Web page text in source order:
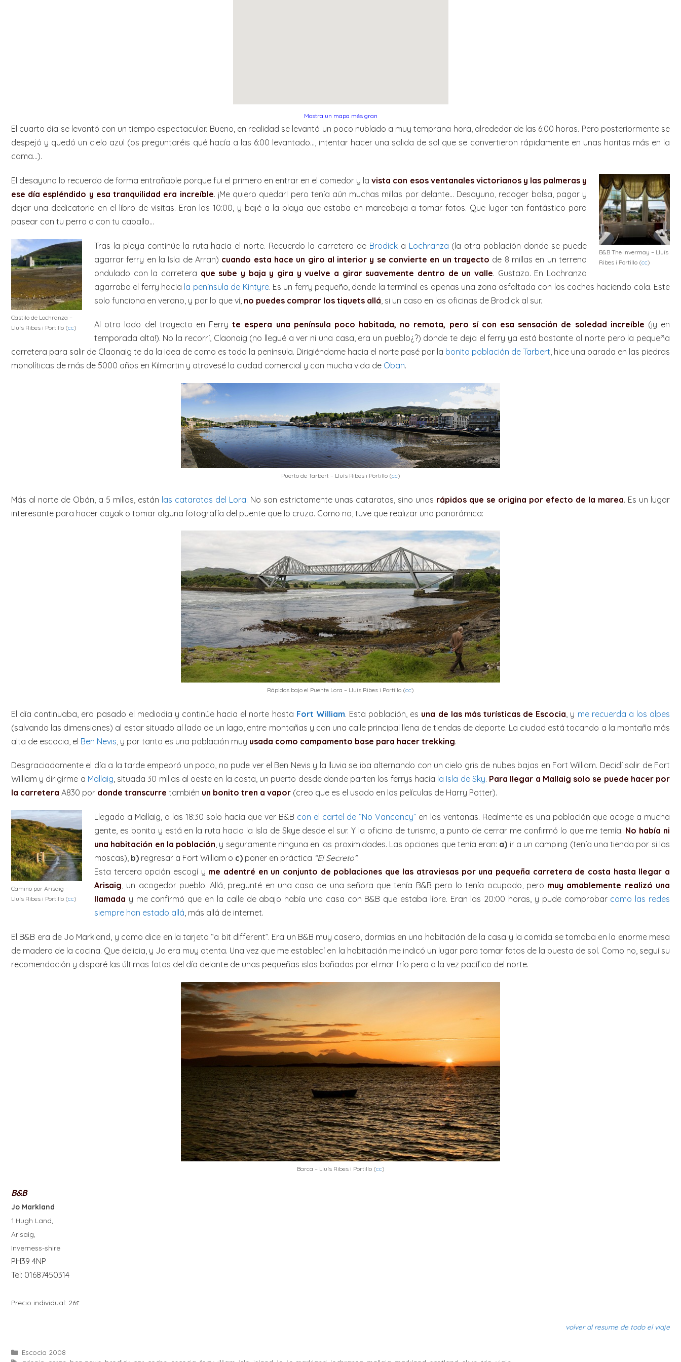
Mostra un mapa més gran
El cuarto día se levantó con un tiempo espectacular. Bueno, en realidad se levantó un poco nublado a muy temprana hora, alrededor de las 6:00 horas. Pero posteriormente se
despejó y quedó un cielo azul (os preguntaréis qué hacía a las 6:00 levantado…, intentar hacer una salida de sol que se convertieron rápidamente en unas horitas más en la
cama…).
B&B The Invermay – Lluís
Ribes i Portillo (cc)
El desayuno lo recuerdo de forma entrañable porque fui el primero en entrar en el comedor y lavista con esos ventanales victorianos y las palmeras y
ese día espléndido y esa tranquilidad era increíble. ¡Me quiero quedar! pero tenía aún muchas millas por delante… Desayuno, recoger bolsa, pagar y
dejar una dedicatoria en el libro de visitas. Eran las 10:00, y bajé a la playa que estaba en mareabaja a tomar fotos. Que lugar tan fantástico para
pasear con tu perro o con tu caballo…
Castilo de Lochranza –
Lluís Ribes i Portillo (cc)
Tras la playa continúe la ruta hacia el norte. Recuerdo la carretera de Brodicka Lochranza (la otra población donde se puede
agarrar ferry en la Isla de Arran) cuando esta hace un giro al interior y se convierte en un trayecto de 8 millas en un terreno
ondulado con la carretera que sube y baja y gira y vuelve a girar suavemente dentro de un valle. Gustazo. En Lochranza
agarraba el ferry hacia la península de Kintyre. Es un ferry pequeño, donde la terminal es apenas una zona asfaltada con los coches haciendo cola. Este
solo funciona en verano, y por lo que ví, no puedes comprar los tiquets allá , si un caso en las oficinas de Brodick al sur.
Al otro lado del trayecto en Ferryte espera una península poco habitada, no remota, pero sí con esa sensación de soledad increíble (¡y en
temporada alta!). No la recorrí, Claonaig (no llegué a ver ni una casa, era un pueblo¿?) donde te deja el ferry ya está bastante al norte pero la pequeña
carretera para salir de Claonaig te da la idea de como es toda la península. Dirigiéndome hacia el norte pasé por la bonita población de Tarbert, hice una parada en las piedras
monolíticas de más de 5000 años en Kilmartin y atravesé la ciudad comercial y con mucha vida de Oban.
Puerto de Tarbert – Lluís Ribes i Portillo (cc)
Más al norte de Obán, a 5 millas, están las cataratas del Lora. No son estrictamente unas cataratas, sino unos rápidos que se origina por efecto de la marea. Es un lugar
interesante para hacer cayak o tomar alguna fotografía del puente que lo cruza. Como no, tuve que realizar una panorámica:
Rápidos bajo el Puente Lora – Lluís Ribes i Portillo (cc)
El día continuaba, era pasado el mediodía y continúe hacia el norte hasta Fort William. Esta población, es una de las más turísticas de Escocia , y me recuerda a los alpes
(salvando las dimensiones) al estar situado al lado de un lago, entre montañas y con una calle principal llena de tiendas de deporte. La ciudad está tocando a la montaña más
alta de escocia, el Ben Nevis , y por tanto es una población muy usada como campamento base para hacer trekking.
Desgraciadamente el día a la tarde empeoró un poco, no pude ver el Ben Nevis y la lluvia se iba alternando con un cielo gris de nubes bajas en Fort William. Decidí salir de Fort
William y dirigirme a Mallaig, situada 30 millas al oeste en la costa, un puerto desde donde parten los ferrys hacia la Isla de Sky. Para llegar a Mallaig solo se puede hacer por
la carretera A830 por donde transcurre también un bonito tren a vapor (creo que es el usado en las películas de Harry Potter).
Camino por Arisaig –
Lluís Ribes i Portillo (cc)
Llegado a Mallaig, a las 18:30 solo hacía que ver B&B con el cartel de “No Vancancy” en las ventanas. Realmente es una población que acoge a mucha
gente, es bonita y está en la ruta hacia la Isla de Skye desde el sur. Y la oficina de turismo, a punto de cerrar me confirmó lo que me temía. No había ni
una habitación en la población, y seguramente ninguna en las proximidades. Las opciones que tenía eran: a) ir a un camping (tenía una tienda por si las
moscas), b) regresar a Fort William o c) poner en práctica “El Secreto”.
Esta tercera opción escogí y me adentré en un conjunto de poblaciones que las atraviesas por una pequeña carretera de costa hasta llegar a
Arisaig, un acogedor pueblo. Allá, pregunté en una casa de una señora que tenía B&B pero lo tenía ocupado, pero muy amablemente realizó una
llamada y me confirmó que en la calle de abajo había una casa con B&B que estaba libre. Eran las 20:00 horas, y pude comprobar como las redes
siempre han estado allá, más allá de internet.
El B&B era de Jo Markland, y como dice en la tarjeta “a bit different”. Era un B&B muy casero, dormías en una habitación de la casa y la comida se tomaba en la enorme mesa
de madera de la cocina. Que delicia, y Jo era muy atenta. Una vez que me establecí en la habitación me indicó un lugar para tomar fotos de la puesta de sol. Como no, seguí su
recomendación y disparé las últimas fotos del día delante de unas pequeñas islas bañadas por el mar frío pero a la vez pacífico del norte.
Barca – Lluís Ribes i Portillo (cc)
B&B
Jo Markland
1 Hugh Land,
Arisaig,
Inverness-shire
PH39 4NP
Tel: 01687450314
Precio individual: 26£
volver al resume de todo el viaje
Categories
Escocia 2008